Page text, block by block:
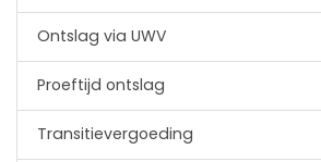
Ontslag via UWV
Proeftijd ontslag
Transitievergoeding